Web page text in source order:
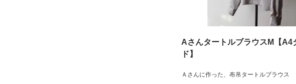
AさんタートルブラウスM【A4
ド】
Ａさんに作った、布帛タートルブラウス